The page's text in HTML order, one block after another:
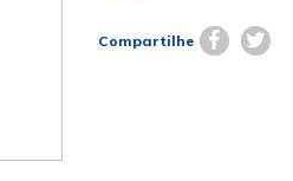
Compartilhe